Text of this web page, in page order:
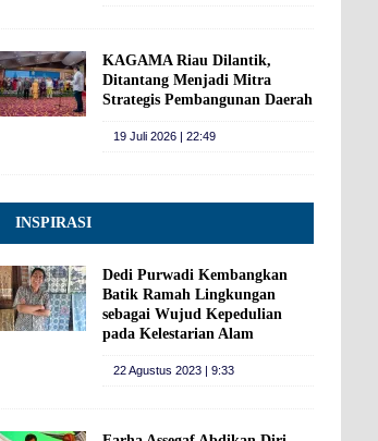
KAGAMA Riau Dilantik,
Ditantang Menjadi Mitra
Strategis Pembangunan Daerah
19 Juli 2026 | 22:49
INSPIRASI
Dedi Purwadi Kembangkan
Batik Ramah Lingkungan
sebagai Wujud Kepedulian
pada Kelestarian Alam
22 Agustus 2023 | 9:33